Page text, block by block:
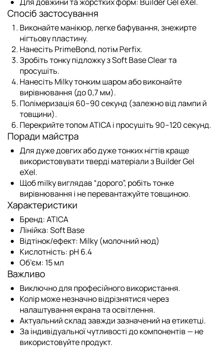
Спосіб застосування
Виконайте манікюр, легке бафування, знежирте
нігтьову пластину.
Нанесіть PrimeBond, потім Perfix.
Зробіть тонку підложку зSoft Base Clearта
просушіть.
Нанесіть Milkyтонким шаром або виконайте
вирівнювання (до 0,7 мм).
Полімеризація 60–90 секунд (залежно від лампи й
товщини).
Перекрийтетопом ATICAі просушіть 90–120 секунд.
Поради майстра
Для дуже довгих або дуже тонких нігтів краще
використовувати тверді матеріали зBuilder Gel
eXel.
Щоб milky виглядав “дорого”, робіть тонке
вирівнювання і не перевантажуйте товщиною.
Характеристики
Бренд:ATICA
Лінійка:Soft Base
Відтінок/ефект: Milky (молочний нюд)
Кислотність: pH 6.4
Об’єм: 15 мл
Важливо
Виключно для професійного використання.
Колір може незначно відрізнятися через
налаштування екрана та освітлення.
Актуальний склад завжди зазначений на етикетці.
За індивідуальної чутливості до компонентів — не
використовуйте продукт.